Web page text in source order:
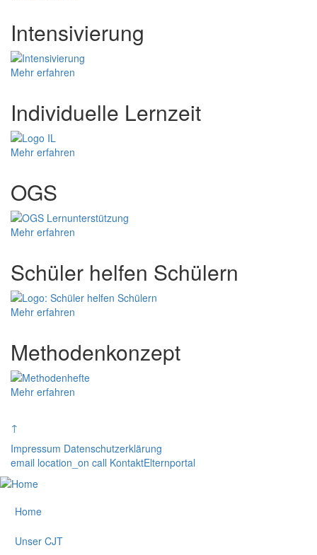
Intensivierung
Mehr erfahren
Individuelle Lernzeit
Mehr erfahren
OGS
Mehr erfahren
Schüler helfen Schülern
Mehr erfahren
Methodenkonzept
Mehr erfahren
↑
Impressum Datenschutzerklärung
email location_on call KontaktElternportal
Home
Unser CJT